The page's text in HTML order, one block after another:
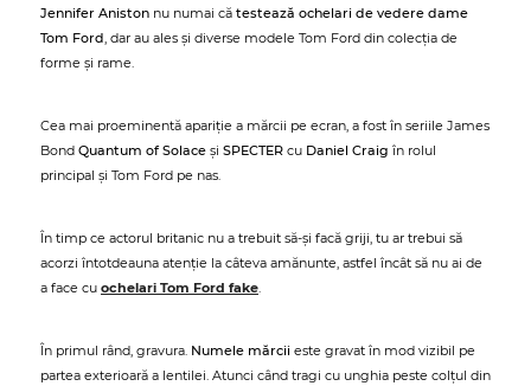
Jennifer Aniston nu numai că testează ochelari de vedere dame
Tom Ford, dar au ales și diverse modele Tom Ford din colecția de
forme și rame.
Cea mai proeminentă apariție a mărcii pe ecran, a fost în seriile James
Bond Quantum of Solace și SPECTER cu Daniel Craig în rolul
principal și Tom Ford pe nas.
În timp ce actorul britanic nu a trebuit să-și facă griji, tu ar trebui să
acorzi întotdeauna atenție la câteva amănunte, astfel încât să nu ai de
a face cu ochelari Tom Ford fake.
În primul rând, gravura. Numele mărcii este gravat în mod vizibil pe
partea exterioară a lentilei. Atunci când tragi cu unghia peste colțul din